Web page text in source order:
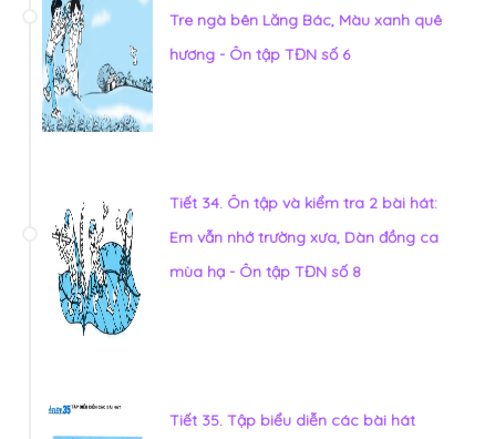
Tre ngà bên Lăng Bác, Màu xanh quê
hương - Ôn tập TĐN số 6
Tiết 34. Ôn tập và kiểm tra 2 bài hát:
Em vẫn nhớ trường xưa, Dàn đồng ca
mùa hạ - Ôn tập TĐN số 8
Tiết 35. Tập biểu diễn các bài hát